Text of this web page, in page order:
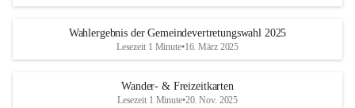
Wahlergebnis der Gemeindevertretungswahl 2025
Lesezeit 1 Minute•16. März 2025
Wander- & Freizeitkarten
Lesezeit 1 Minute•20. Nov. 2025